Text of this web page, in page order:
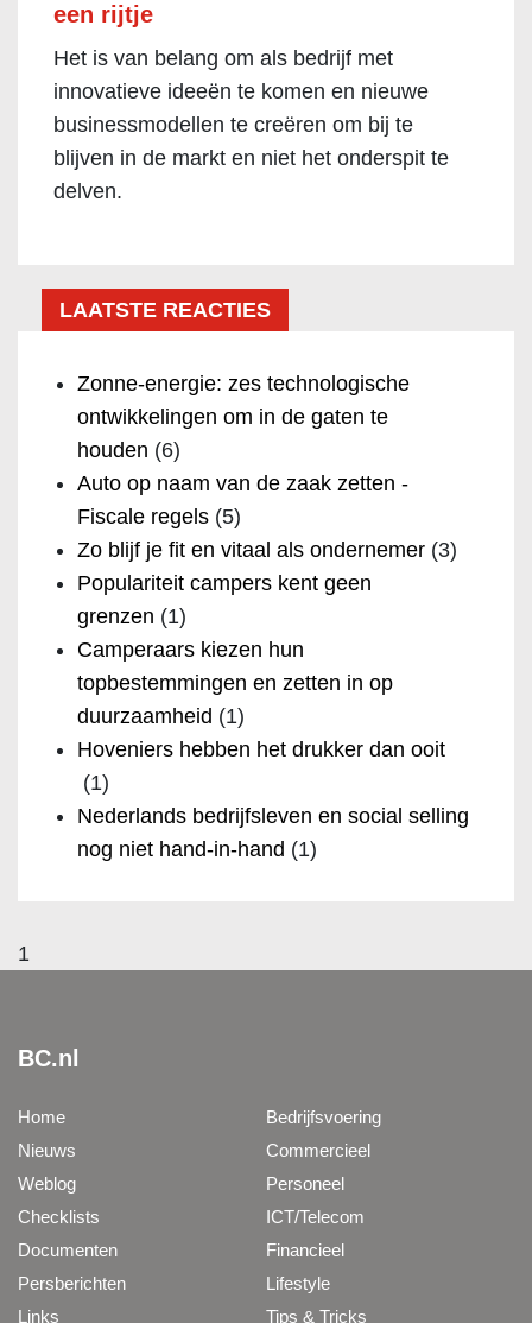
een rijtje
Het is van belang om als bedrijf met
innovatieve ideeën te komen en nieuwe
businessmodellen te creëren om bij te
blijven in de markt en niet het onderspit te
delven.
LAATSTE REACTIES
Zonne-energie: zes technologische
ontwikkelingen om in de gaten te
houden (6)
Auto op naam van de zaak zetten -
Fiscale regels (5)
Zo blijf je fit en vitaal als ondernemer (3)
Populariteit campers kent geen
grenzen (1)
Camperaars kiezen hun
topbestemmingen en zetten in op
duurzaamheid (1)
Hoveniers hebben het drukker dan ooit
(1)
Nederlands bedrijfsleven en social selling
nog niet hand-in-hand (1)
1
BC.nl
Home
Nieuws
Weblog
Checklists
Documenten
Persberichten
Links
Bedrijfsvoering
Commercieel
Personeel
ICT/Telecom
Financieel
Lifestyle
Tips & Tricks